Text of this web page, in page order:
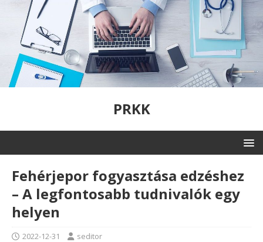
PRKK
Fehérjepor fogyasztása edzéshez
– A legfontosabb tudnivalók egy
helyen
2022-12-31 seditor